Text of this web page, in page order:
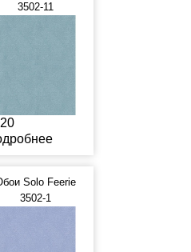
3502-11
Solo Feerie
3502-1